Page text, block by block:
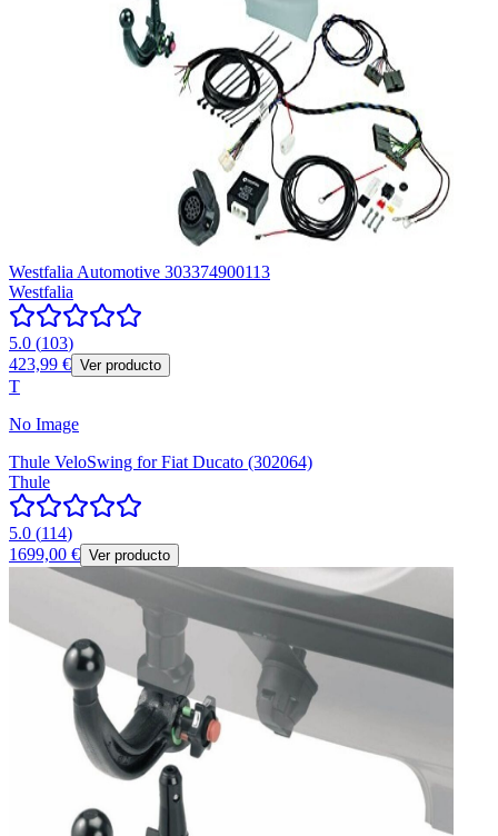
Westfalia Automotive 303374900113
Westfalia
5.0 (103)
423,99 € Ver producto
T
No Image
Thule VeloSwing for Fiat Ducato (302064)
Thule
5.0 (114)
1699,00 € Ver producto